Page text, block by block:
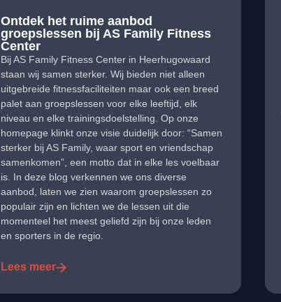
Ontdek het ruime aanbod
groepslessen bij AS Family Fitness
Center
Bij AS Family Fitness Center in Heerhugowaard
staan wij samen sterker. Wij bieden niet alleen
uitgebreide fitnessfaciliteiten maar ook een breed
palet aan groepslessen voor elke leeftijd, elk
niveau en elke trainingsdoelstelling. Op onze
homepage klinkt onze visie duidelijk door: “Samen
sterker bij AS Family, waar sport en vriendschap
samenkomen”, een motto dat in elke les voelbaar
is. In deze blog verkennen we ons diverse
aanbod, laten we zien waarom groepslessen zo
populair zijn en lichten we de lessen uit die
momenteel het meest geliefd zijn bij onze leden
en sporters in de regio.
Lees meer